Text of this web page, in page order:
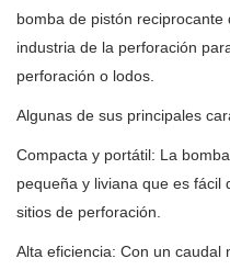
bomba de pistón
industria de la perforación
perforación o lodos.
Algunas de sus principales
Compacta y portátil: La
pequeña y liviana que es
sitios de perforación.
Alta eficiencia: Con un caudal